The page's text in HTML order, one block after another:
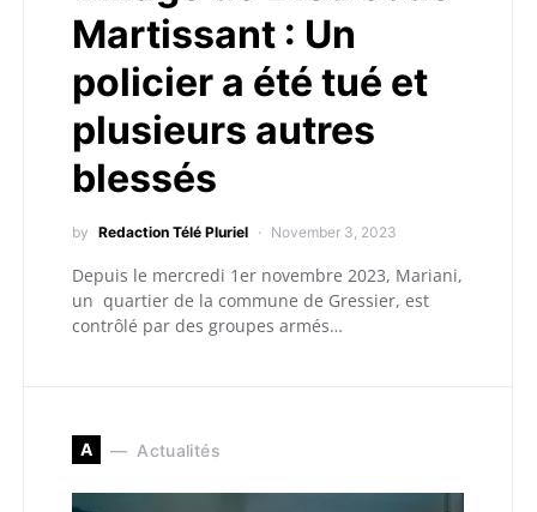
Martissant : Un
policier a été tué et
plusieurs autres
blessés
by Redaction Télé Pluriel November 3, 2023
Depuis le mercredi 1er novembre 2023, Mariani,
un quartier de la commune de Gressier, est
contrôlé par des groupes armés…
A Actualités